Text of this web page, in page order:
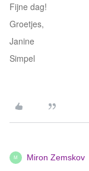
Fijne dag!
Groetjes,
Janine
Simpel
M Miron Zemskov